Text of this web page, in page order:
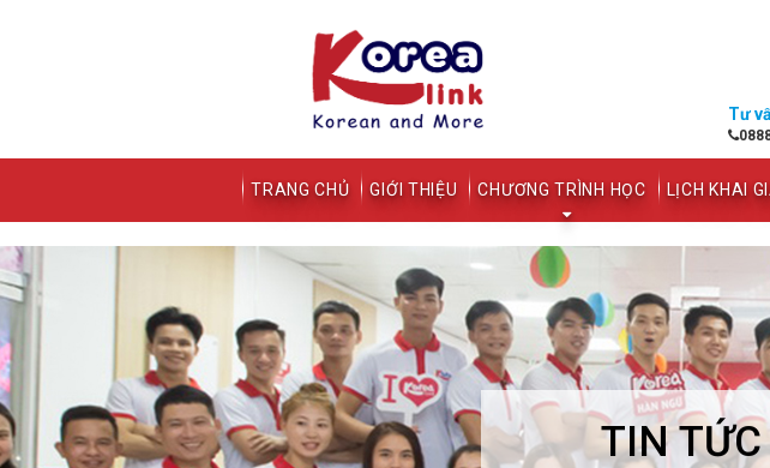
Tư
TRANG CHỦ GIỚI THIỆU CHƯƠNG TRÌNH HỌC LỊCH KHAI
TIN